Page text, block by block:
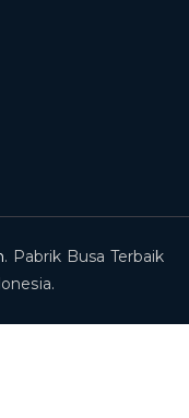
. Pabrik Busa Terbaik